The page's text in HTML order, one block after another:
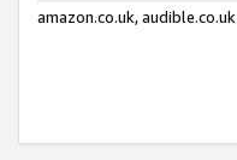
amazon.co.uk, audible.co.uk